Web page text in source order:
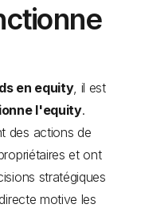
en equity, il est
l'equity.
des actions de
et ont
stratégiques
motive les